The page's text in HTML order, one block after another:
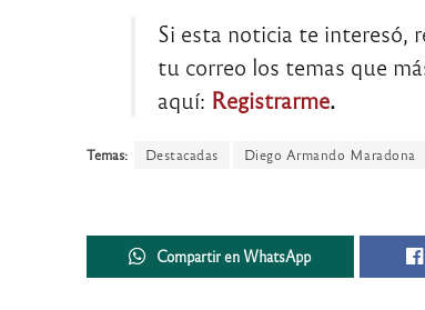
Si esta noticia te interesó,
tu correo los temas que
aquí: Registrarme.
Temas: Destacadas Diego Armando Maradona
Compartir en WhatsApp